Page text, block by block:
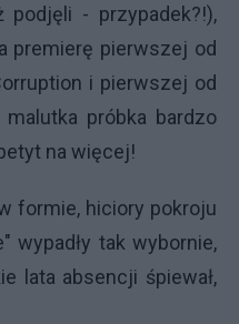
podjęli - przypadek?!),
premierę pierwszej od
i pierwszej od
próbka bardzo
na więcej!
formie, hiciory pokroju
wypadły tak wybornie,
lata absencji śpiewał,